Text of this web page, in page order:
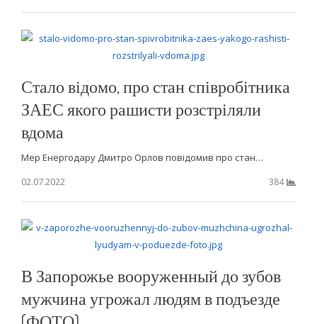
Стало відомо, про стан співробітника
ЗАЕС якого рашисти розстріляли
вдома
Мер Енергодару Дмитро Орлов повідомив про стан…
02.07.2022
384
В Запорожье вооруженный до зубов
мужчина угрожал людям в подъезде